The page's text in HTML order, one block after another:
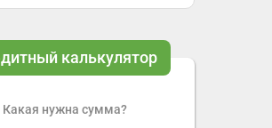
калькулятор
Какая нужна сумма?